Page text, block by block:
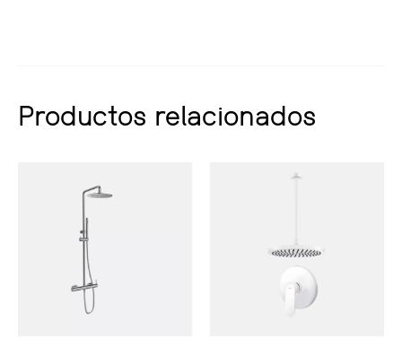
Productos relacionados